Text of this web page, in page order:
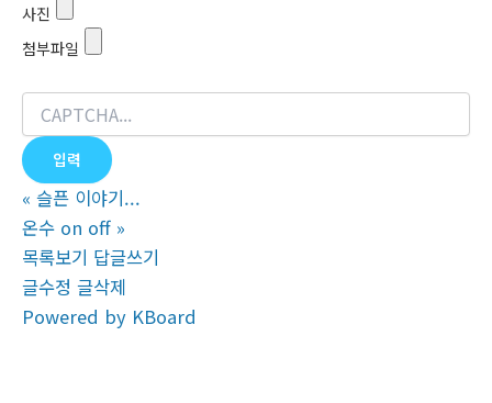
사진
첨부파일
« 슬픈 이야기...
온수 on off »
목록보기 답글쓰기
글수정 글삭제
Powered by KBoard